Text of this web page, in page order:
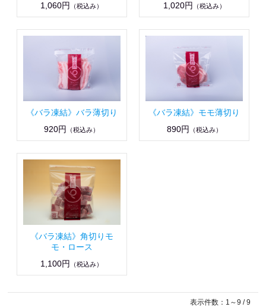
1,060円
（税込み）
1,020円
（税込み）
《バラ凍結》バラ薄切り
920円
（税込み）
《バラ凍結》モモ薄切り
890円
（税込み）
《バラ凍結》角切りモ
モ・ロース
1,100円
（税込み）
表示件数：1～9 / 9